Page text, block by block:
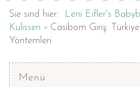
Sie sind hier: Leni Eifler's
Kulissen
Casibom Giriş:
Yöntemleri
Menü